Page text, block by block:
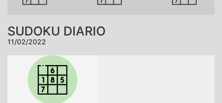
SUDOKU DIARIO
11/02/2022